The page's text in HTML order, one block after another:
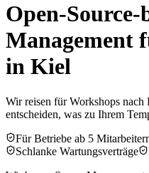
Open-Source-
Management
in Kiel
Wir reisen für Workshops nach
entscheiden, was zu Ihrem
Für Betriebe ab 5
Schlanke Wartungsverträge